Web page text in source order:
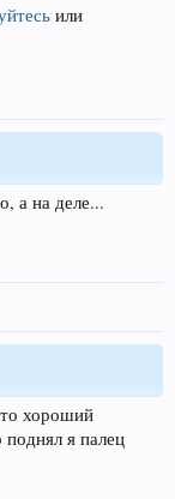
или
а на деле...
хороший
я палец